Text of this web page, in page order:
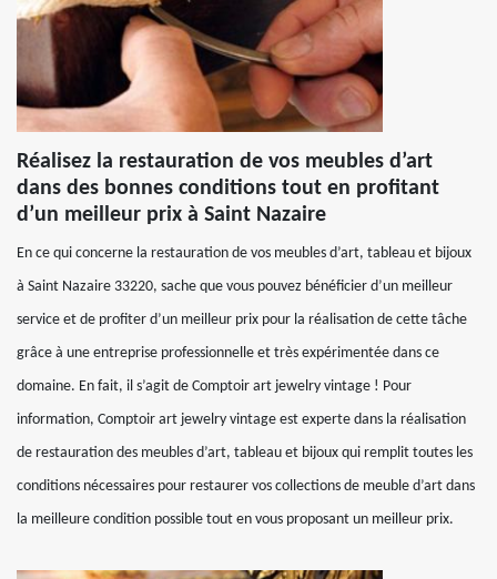
Réalisez la restauration de vos meubles d’art
dans des bonnes conditions tout en profitant
d’un meilleur prix à Saint Nazaire
En ce qui concerne la restauration de vos meubles d’art, tableau et bijoux
à Saint Nazaire 33220, sache que vous pouvez bénéficier d’un meilleur
service et de profiter d’un meilleur prix pour la réalisation de cette tâche
grâce à une entreprise professionnelle et très expérimentée dans ce
domaine. En fait, il s’agit de Comptoir art jewelry vintage ! Pour
information, Comptoir art jewelry vintage est experte dans la réalisation
de restauration des meubles d’art, tableau et bijoux qui remplit toutes les
conditions nécessaires pour restaurer vos collections de meuble d’art dans
la meilleure condition possible tout en vous proposant un meilleur prix.